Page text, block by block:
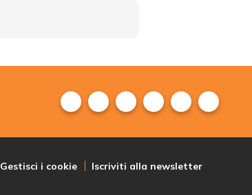
Gestisci i cookie Iscriviti alla newsletter